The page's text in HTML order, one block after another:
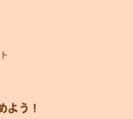
よう！